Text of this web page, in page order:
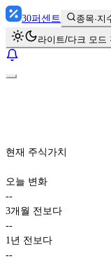
30퍼센트 종목·지
라이트/다크 모드
현재 주식가치
오늘 변화
--
3개월 전보다
--
1년 전보다
--